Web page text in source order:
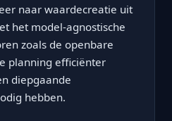
naar waardecreatie uit
het model-agnostische
zoals de openbare
planning efficiënter
diepgaande
hebben.